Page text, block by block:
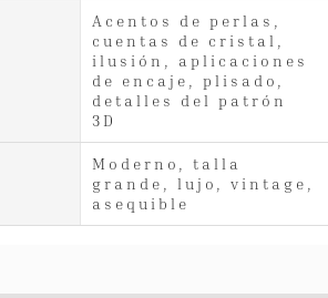
Acentos de perlas,
cuentas de cristal,
ilusión, aplicaciones
de encaje, plisado,
detalles del patrón
3D
Moderno, talla
grande, lujo, vintage,
asequible